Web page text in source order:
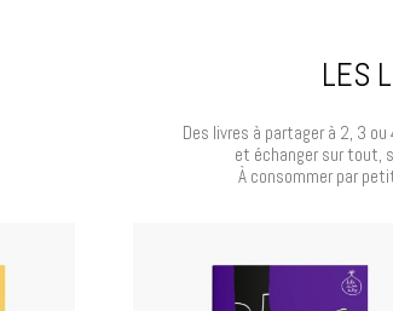
LES
Des livres à partager à 2, 3
et échanger sur tout,
À consommer par